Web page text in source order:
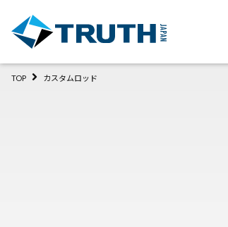
TOP カスタムロッド